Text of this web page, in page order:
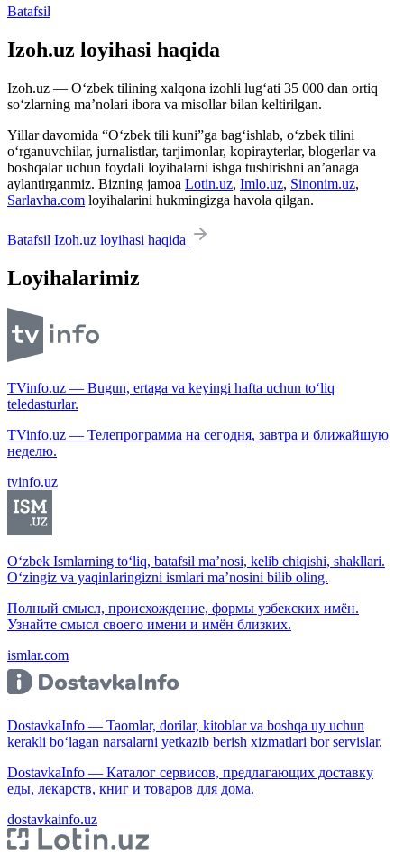
Batafsil
Izoh.uz loyihasi haqida
Izoh.uz — O‘zbek tilining xalqona izohli lug‘ati 35 000 dan ortiq
so‘zlarning ma’nolari ibora va misollar bilan keltirilgan.
Yillar davomida “O‘zbek tili kuni”ga bag‘ishlab, o‘zbek tilini
o‘rganuvchilar, jurnalistlar, tarjimonlar, kopirayterlar, blogerlar va
boshqalar uchun foydali loyihalarni ishga tushirishni an’anaga
aylantirganmiz. Bizning jamoa Lotin.uz, Imlo.uz, Sinonim.uz,
Sarlavha.com loyihalarini hukmingizga havola qilgan.
Batafsil Izoh.uz loyihasi haqida
Loyihalarimiz
TVinfo.uz — Bugun, ertaga va keyingi hafta uchun to‘liq
teledasturlar.
TVinfo.uz — Телепрограмма на сегодня, завтра и ближайшую
неделю.
tvinfo.uz
O‘zbek Ismlarning to‘liq, batafsil ma’nosi, kelib chiqishi, shakllari.
O‘zingiz va yaqinlaringizni ismlari ma’nosini bilib oling.
Полный смысл, происхождение, формы узбекских имён.
Узнайте смысл своего имени и имён близких.
ismlar.com
DostavkaInfo — Taomlar, dorilar, kitoblar va boshqa uy uchun
kerakli bo‘lagan narsalarni yetkazib berish xizmatlari bor servislar.
DostavkaInfo — Каталог сервисов, предлагающих доставку
еды, лекарств, книг и товаров для дома.
dostavkainfo.uz